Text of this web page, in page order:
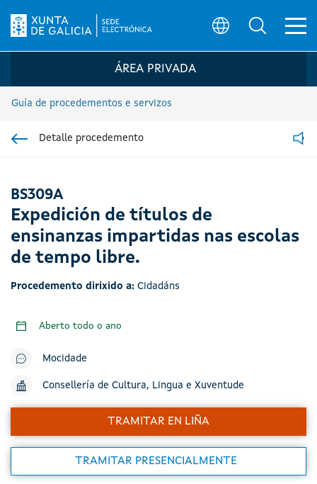
Logo da Sede electrónica da Xunta de
ÁREA PRIVADA
Guía de procedementos e servizos
Detalle procedemento
BS309A
Expedición de títulos de
ensinanzas impartidas nas escolas
de tempo libre.
Procedemento dirixido a: Cidadáns
Aberto todo o ano
Mocidade
Consellería de Cultura, Lingua e Xuventude
TRAMITAR EN LIÑA
TRAMITAR PRESENCIALMENTE